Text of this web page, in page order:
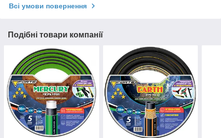
Всі умови повернення
Подібні товари компанії